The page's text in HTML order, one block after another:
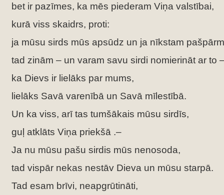
bet ir pazīmes, ka mēs piederam Viņa valstībai,
kurā viss skaidrs, proti:
ja mūsu sirds mūs apsūdz un ja nīkstam
tad zinām – un varam savu sirdi nomierināt ar to
ka Dievs ir lielāks par mums,
lielāks Savā varenībā un Savā mīlestībā.
Un ka viss, arī tas tumšākais mūsu sirdīs,
guļ atklāts Viņa priekšā .–
Ja nu mūsu pašu sirdis mūs nenosoda,
tad vispār nekas nestāv Dieva un mūsu starpā.
Tad esam brīvi, neapgrūtināti,